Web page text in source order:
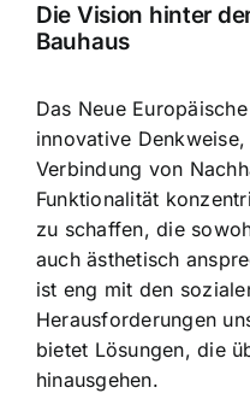
Die Vision hinter
Bauhaus
Das Neue
innovative
Verbindung von
Funktionalität
zu schaffen, die
auch ästhetisch
ist eng mit den
Herausforderungen
bietet Lösungen, die
hinausgehen.